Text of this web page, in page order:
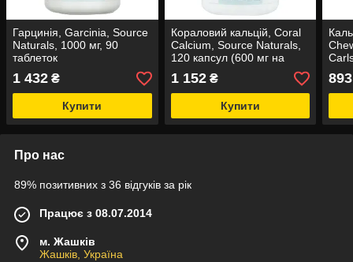
Гарцинія, Garcinia, Source
Naturals, 1000 мг, 90
таблеток
1 432 ₴
Купити
Кораловий кальцій, Coral
Calcium, Source Naturals,
120 капсул (600 мг на
капсулу)
1 152₴
Купити
893
Про нас
89% позитивних з 36 відгуків за рік
Працює з 08.07.2014
м. Жашків
Жашків, Україна